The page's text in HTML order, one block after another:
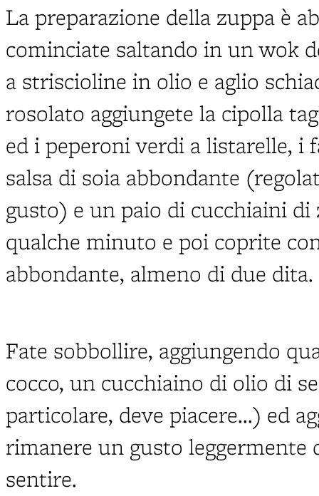
La preparazione della zuppa è
cominciate saltando in un wok
a striscioline in olio e aglio
rosolato aggiungete la cipolla
ed i peperoni verdi a listarelle, i
salsa di soia abbondante
gusto) e un paio di cucchiaini di
qualche minuto e poi coprite
abbondante, almeno di due dita.
Fate sobbollire, aggiungendo
cocco, un cucchiaino di olio di
particolare, deve piacere...) ed
rimanere un gusto leggermente
sentire.